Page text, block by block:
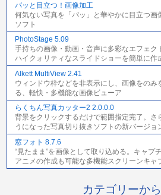
パッと目立つ！画像加工
何気ない写真を「パッ」と華やかに目立つ画
ソフト
PhotoStage 5.09
手持ちの画像・動画・音声に多彩なエフェク
ハイクォリティなスライドショーを簡単に作
Alkett MultiView 2.41
ウィンドウ枠などを非表示にし、画像をのみ
る、軽快・多機能な画像ビューア
らくちん写真カッター2 2.0.0.0
背景をクリックするだけで範囲指定完了。さ
うになった写真切り抜きソフトの新バージョ
窓フォト 8.7.6
“見たまま”を画像として取り込める。キャプ
アニメの作成も可能な多機能スクリーンキャ
カテゴリーか